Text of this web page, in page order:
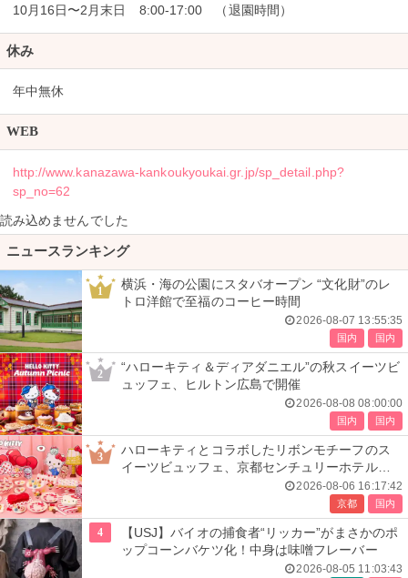
10月16日〜2月末日 8:00-17:00 （退園時間）
休み
年中無休
WEB
http://www.kanazawa-kankoukyoukai.gr.jp/sp_detail.php?
sp_no=62
読み込めませんでした
ニュースランキング
1
横浜・海の公園にスタバオープン “文化財”のレ
トロ洋館で至福のコーヒー時間
2026-08-07 13:55:35
国内 国内
2
“ハローキティ＆ディアダニエル”の秋スイーツビ
ュッフェ、ヒルトン広島で開催
2026-08-08 08:00:00
国内 国内
3
ハローキティとコラボしたリボンモチーフのス
イーツビュッフェ、京都センチュリーホテルで
2026-08-06 16:17:42
京都 国内
4
【USJ】バイオの捕食者“リッカー”がまさかのポ
ップコーンバケツ化！中身は味噌フレーバー
2026-08-05 11:03:43